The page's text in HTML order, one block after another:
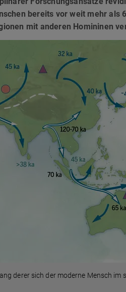
bereits vor weit mehr als
mit anderen Homininen
derer sich der moderne Mensch im